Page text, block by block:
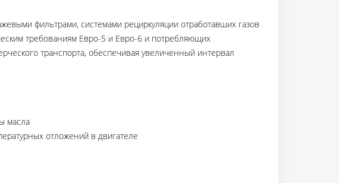
фильтрами, системами рециркуляции отработавших газов
требованиям Евро-5 и Евро-6 и потребляющих
транспорта, обеспечивая увеличенный интервал
масла
отложений в двигателе